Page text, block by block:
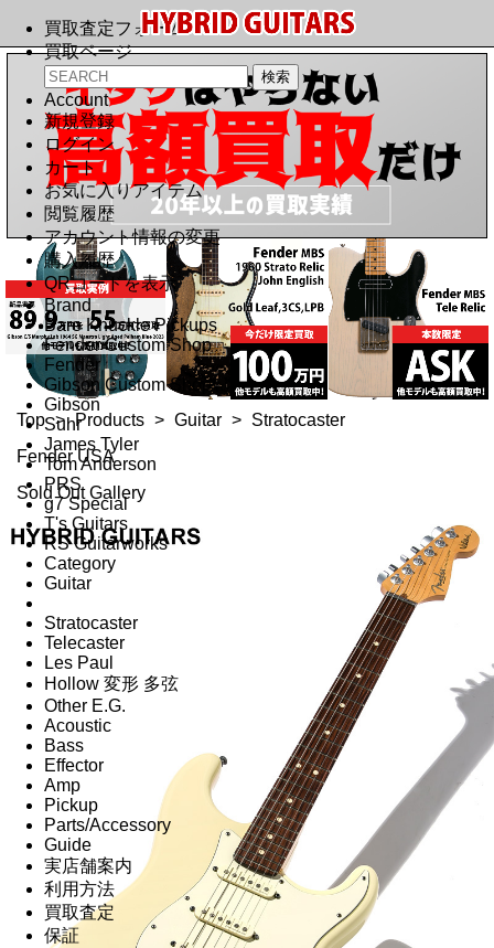
買取査定フォーム
買取ページ
Account
新規登録
ログイン
カート
お気に入りアイテム
閲覧履歴
アカウント情報の変更
購入履歴
QRコードを表示
Brand
Bare Knuckle Pickups
Fender Custom Shop
Fender
Gibson Custom Shop
Gibson
Suhr
James Tyler
Tom Anderson
PRS
g7 Special
T's Guitars
RS Guitarworks
Category
Guitar
Stratocaster
Telecaster
Les Paul
Hollow 変形 多弦
Other E.G.
Acoustic
Bass
Effector
Amp
Pickup
Parts/Accessory
Guide
実店舗案内
利用方法
買取査定
保証
Top > Products > Guitar > Stratocaster
Fender USA
Sold Out Gallery